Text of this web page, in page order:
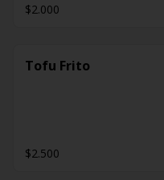
$2.000
Tofu Frito
$2.500